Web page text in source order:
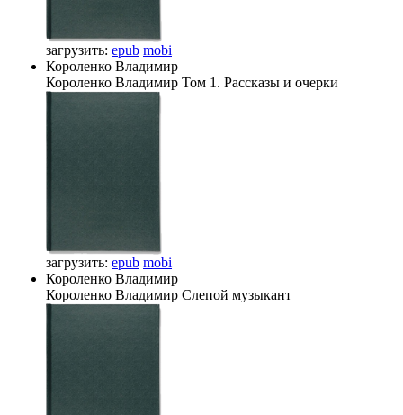
загрузить: epub mobi
Короленко Владимир
Короленко Владимир Том 1. Рассказы и очерки
загрузить: epub mobi
Короленко Владимир
Короленко Владимир Слепой музыкант